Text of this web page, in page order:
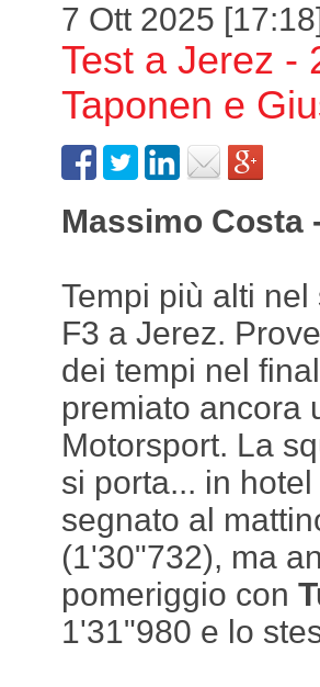
7 Ott 2025 [17:18]
Test a Jerez -
Taponen e
Massimo Costa
Tempi più alti
F3 a Jerez.
dei tempi nel
premiato ancora
Motorsport. La
si porta... in
segnato al
(1'30"732), ma
pomeriggio con
1'31"980 e lo